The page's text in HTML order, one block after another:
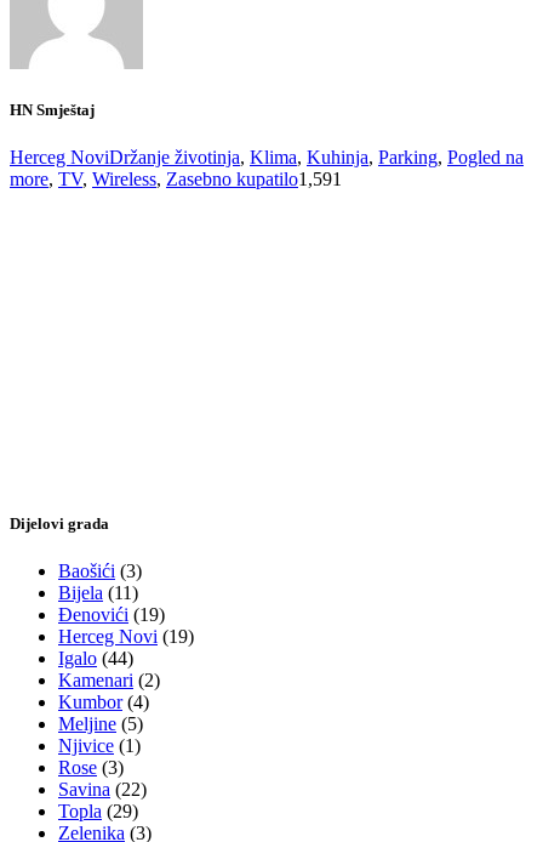
HN Smještaj
Herceg NoviDržanje životinja, Klima, Kuhinja, Parking, Pogled na
more, TV, Wireless, Zasebno kupatilo1,591
Dijelovi grada
Baošići (3)
Bijela (11)
Đenovići (19)
Herceg Novi (19)
Igalo (44)
Kamenari (2)
Kumbor(4)
Meljine (5)
Njivice (1)
Rose (3)
Savina (22)
Topla (29)
Zelenika (3)